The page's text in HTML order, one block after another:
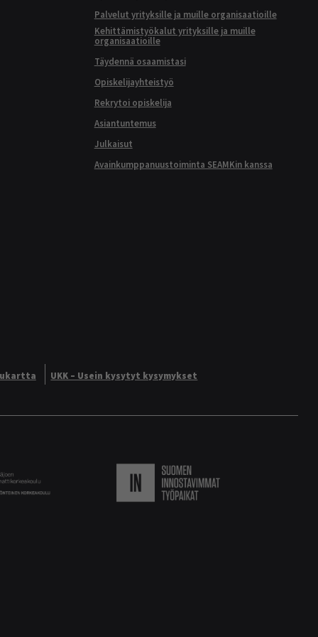
Palvelut yrityksille ja muille organisaatioille
Kehittämistyökalut yrityksille ja muille
organisaatioille
Täydennä osaamistasi
Opiskelijayhteistyö
Rekrytoi opiskelija
Asiantuntemus
Julkaisut
Avainkumppanuustoiminta SEAMKin kanssa
UKK – Usein kysytyt kysymykset
Logo Suomen innostavimmat